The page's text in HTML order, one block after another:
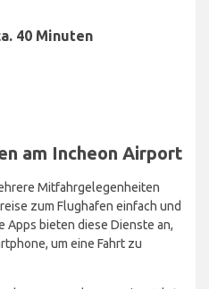
40 Minuten
am Incheon Airport
Mitfahrgelegenheiten
zum Flughafen einfach und
Apps bieten diese Dienste an,
um eine Fahrt zu